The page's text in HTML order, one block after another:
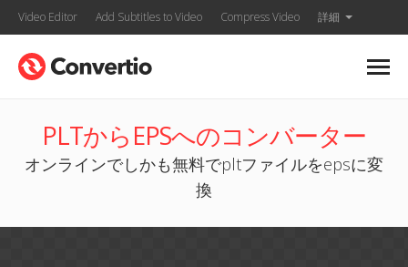
Video Editor Add Subtitles to Video Compress Video 詳細
PLTからEPSへのコンバーター
オンラインでしかも無料でpltファイルをepsに変
換